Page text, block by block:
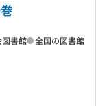
図書館 全国の図書館